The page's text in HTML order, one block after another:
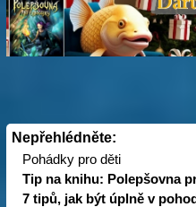
Nepřehlédněte:
Pohádky pro děti
Tip na knihu: Polepšovna
7 tipů, jak být úplně v